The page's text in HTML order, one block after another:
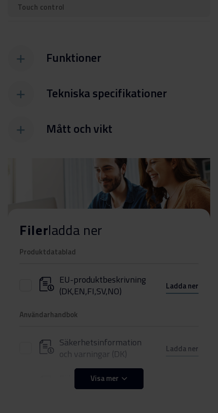
Touch control
Funktioner
Tekniska specifikationer
Mått och vikt
Filerladda ner
Produktdatablad
EU-produktbeskrivning
(DK,EN,FI,SV,NO)
Ladda ner
Användarhandbok
Säkerhetsinformation
och varningar (DK)
Ladda ner
Säkerhetsinformation
och varningar (FI)
Visa mer